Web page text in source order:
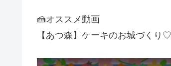
🍰オススメ動画
【あつ森】ケーキのお城づくり♡